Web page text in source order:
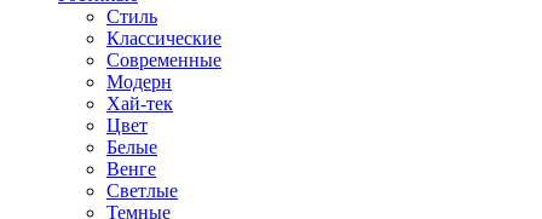
Стиль
Классические
Современные
Модерн
Хай-тек
Цвет
Белые
Венге
Светлые
Темные